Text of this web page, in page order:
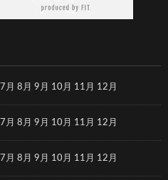
7月 8月 9月 10月 11月 12月
7月 8月 9月 10月 11月 12月
7月 8月 9月 10月 11月 12月